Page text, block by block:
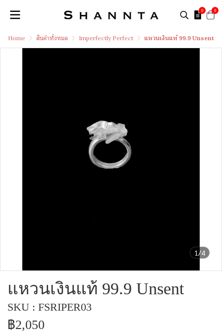
0 0
Home สินค้าทั้งหมด Imperfectly Perfect แหวนเงินแท้ 99.9 Unsent
1/4
แหวนเงินแท้ 99.9 Unsent
SKU : FSRIPER03
฿2,050